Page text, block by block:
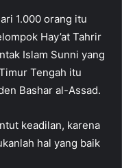
1.000 orang itu
Hay’at Tahrir
Islam Sunni yang
Tengah itu
Bashar al-Assad.
keadilan, karena
hal yang baik